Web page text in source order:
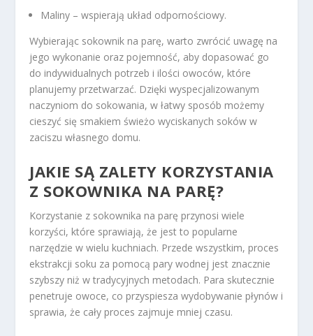
Maliny – wspierają układ odpornościowy.
Wybierając sokownik na parę, warto zwrócić uwagę na
jego wykonanie oraz pojemność, aby dopasować go
do indywidualnych potrzeb i ilości owoców, które
planujemy przetwarzać. Dzięki wyspecjalizowanym
naczyniom do sokowania, w łatwy sposób możemy
cieszyć się smakiem świeżo wyciskanych soków w
zaciszu własnego domu.
JAKIE SĄ ZALETY KORZYSTANIA
Z SOKOWNIKA NA PARĘ?
Korzystanie z sokownika na parę przynosi wiele
korzyści, które sprawiają, że jest to popularne
narzędzie w wielu kuchniach. Przede wszystkim, proces
ekstrakcji soku za pomocą pary wodnej jest znacznie
szybszy niż w tradycyjnych metodach. Para skutecznie
penetruje owoce, co przyspiesza wydobywanie płynów i
sprawia, że cały proces zajmuje mniej czasu.